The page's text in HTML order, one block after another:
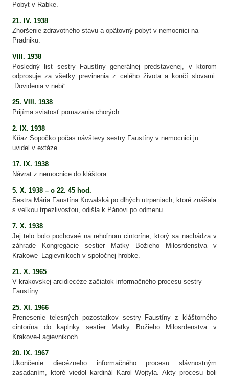
Pobyt v Rabke.
21. IV. 1938
Zhoršenie zdravotného stavu a opätovný pobyt v nemocnici na
Pradniku.
VIII. 1938
Posledný list sestry Faustíny generálnej predstavenej, v ktorom
odprosuje za všetky previnenia z celého života a končí slovami:
„Dovidenia v nebi”.
25. VIII. 1938
Prijíma sviatosť pomazania chorých.
2. IX. 1938
Kňaz Sopočko počas návštevy sestry Faustíny v nemocnici ju
uvidel v extáze.
17. IX. 1938
Návrat z nemocnice do kláštora.
5. X. 1938 – o 22. 45 hod.
Sestra Mária Faustína Kowalská po dlhých utrpeniach, ktoré znášala
s veľkou trpezlivosťou, odišla k Pánovi po odmenu.
7. X. 1938
Jej telo bolo pochovaé na rehoľnom cintoríne, ktorý sa nachádza v
záhrade Kongregácie sestier Matky Božieho Milosrdenstva v
Krakowe–Lagievnikoch v spoločnej hrobke.
21. X. 1965
V krakovskej arcidiecéze začiatok informačného procesu sestry
Faustíny.
25. XI. 1966
Prenesenie telesných pozostatkov sestry Faustíny z kláštorného
cintorína do kaplnky sestier Matky Božieho Milosrdenstva v
Krakove-Lagievnikoch.
20. IX. 1967
Ukončenie diecézneho informačného procesu slávnostným
zasadaním, ktoré viedol kardinál Karol Wojtyla. Akty procesu boli